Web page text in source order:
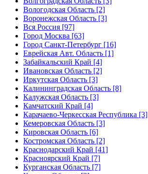
Вологодская Область [2]
Воронежская Область [3]
Вся Россия [97]
Город Москва [63]
Город Санкт-Петербург [16]
Еврейская Авт. Область [1]
Забайкальский Край [4]
Ивановская Область [2]
Иркутская Область [3]
Калининградская Область [8]
Калужская Область [3]
Камчатский Край [4]
Карачаево-Черкесская Республика [3]
Кемеровская Область [3]
Кировская Область [6]
Костромская Область [2]
Краснодарский Край [41]
Красноярский Край [7]
Курганская Область [7]